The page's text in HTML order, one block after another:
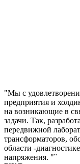
"Мы с
предприятия и
на возникающие в
задачи. Так,
передвижной
трансформаторов,
области -
напряжения. ""